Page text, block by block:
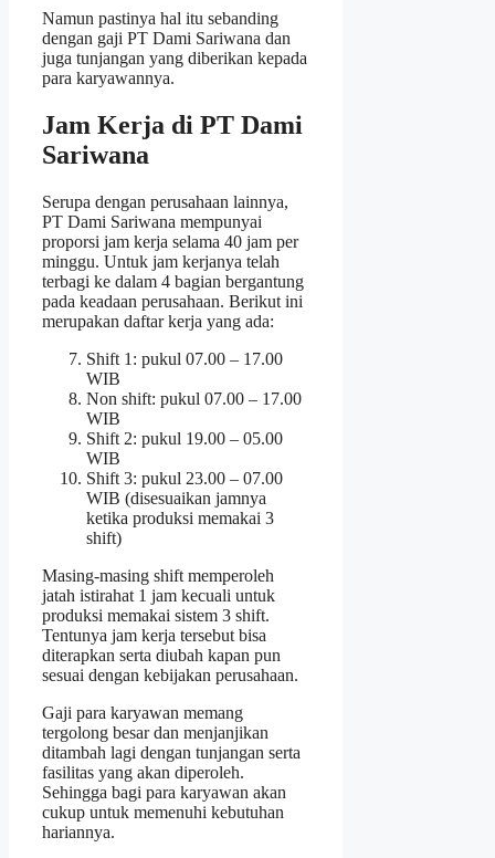
Namun pastinya hal itu sebanding
dengan gaji PT Dami Sariwana dan
juga tunjangan yang diberikan kepada
para karyawannya.
Jam Kerja di PT Dami
Sariwana
Serupa dengan perusahaan lainnya,
PT Dami Sariwana mempunyai
proporsi jam kerja selama 40 jam per
minggu. Untuk jam kerjanya telah
terbagi ke dalam 4 bagian bergantung
pada keadaan perusahaan. Berikut ini
merupakan daftar kerja yang ada:
Shift 1: pukul 07.00 – 17.00
WIB
Non shift: pukul 07.00 – 17.00
WIB
Shift 2: pukul 19.00 – 05.00
WIB
Shift 3: pukul 23.00 – 07.00
WIB (disesuaikan jamnya
ketika produksi memakai 3
shift)
Masing-masing shift memperoleh
jatah istirahat 1 jam kecuali untuk
produksi memakai sistem 3 shift.
Tentunya jam kerja tersebut bisa
diterapkan serta diubah kapan pun
sesuai dengan kebijakan perusahaan.
Gaji para karyawan memang
tergolong besar dan menjanjikan
ditambah lagi dengan tunjangan serta
fasilitas yang akan diperoleh.
Sehingga bagi para karyawan akan
cukup untuk memenuhi kebutuhan
hariannya.